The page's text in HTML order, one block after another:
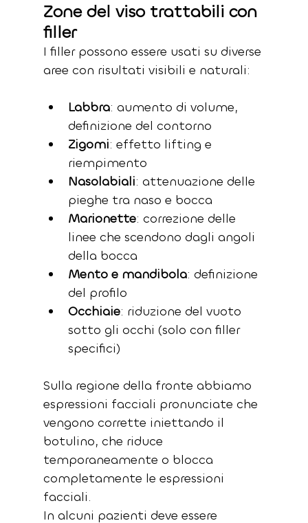
Zone del viso trattabili con
filler
I filler possono essere usati su diverse
aree con risultati visibili e naturali:
Labbra: aumento di volume,
definizione del contorno
Zigomi: effetto lifting e
riempimento
Nasolabiali: attenuazione delle
pieghe tra naso e bocca
Marionette: correzione delle
linee che scendono dagli angoli
della bocca
Mento e mandibola: definizione
del profilo
Occhiaie: riduzione del vuoto
sotto gli occhi (solo con filler
specifici)
Sulla regione della fronte abbiamo
espressioni facciali pronunciate che
vengono corrette iniettando il
botulino, che riduce
temporaneamente o blocca
completamente le espressioni
facciali.
In alcuni pazienti deve essere